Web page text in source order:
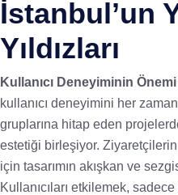
İstanbul’un
Yıldızları
Kullanıcı Deneyiminin Önemi
kullanıcı deneyimini her
gruplarına hitap eden
estetiği birleşiyor.
için tasarımın akışkan ve
Kullanıcıları etkilemek,